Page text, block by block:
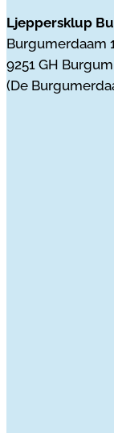
Ljeppersklup
Burgumerdaam
9251 GH Burgum
(De